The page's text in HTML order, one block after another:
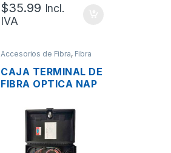
$35.99 Incl.
IVA
Accesorios de Fibra, Fibra
CAJA TERMINAL DE
FIBRA OPTICA NAP
HILOS + SPLITTER
PLC 1×16 SC/APC
EN BANDEJA +
ACCESORIOS